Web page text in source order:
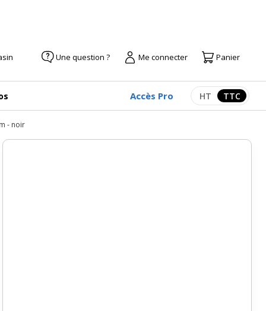
Une question ? Me connecter Panier
Accès Pro Afficher les
HT TTC
- noir